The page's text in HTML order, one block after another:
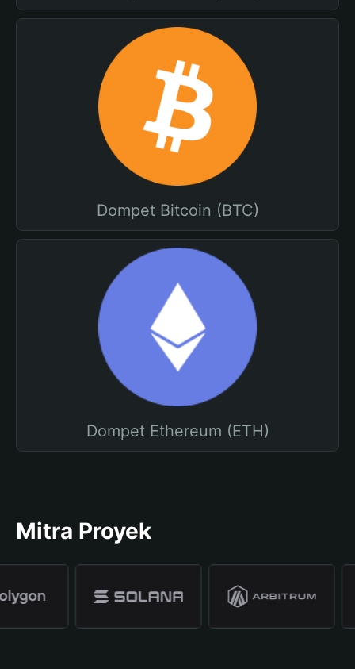
Dompet Bitcoin (BTC)
Dompet Ethereum (ETH)
Mitra Proyek